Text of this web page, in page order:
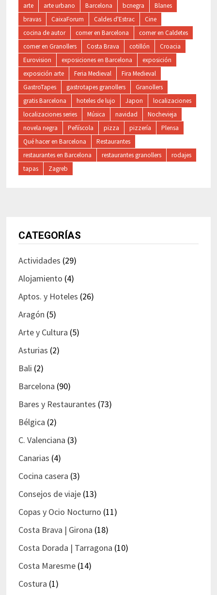
arte arte urbano Barcelona bcnegra
Blanes
bravas
CaixaForum Caldes d'Estrac
Cine
cocina de autor
comer en Barcelona
comer en Caldetes
comer en Granollers
Costa Brava cotillón
Croacia
Eurovision
exposiciones en Barcelona
exposición
exposición arte
Feria Medieval
Fira Medieval
GastroTapes
gastrotapes granollers
Granollers
gratis Barcelona
hoteles de lujo Japon
localizaciones
localizaciones series
Música navidad
Nochevieja
novela negra
Peñíscola pizza pizzería
Plensa
Qué hacer en Barcelona
Restaurantes
restaurantes en Barcelona
restaurantes granollers
rodajes
tapas
Zagreb
CATEGORÍAS
Actividades (29)
Alojamiento (4)
Aptos. y Hoteles (26)
Aragón (5)
Arte y Cultura (5)
Asturias (2)
Bali (2)
Barcelona (90)
Bares y Restaurantes (73)
Bélgica (2)
C. Valenciana (3)
Canarias (4)
Cocina casera (3)
Consejos de viaje(13)
Copas y Ocio Nocturno (11)
Costa Brava | Girona (18)
Costa Dorada | Tarragona (10)
Costa Maresme(14)
Costura (1)